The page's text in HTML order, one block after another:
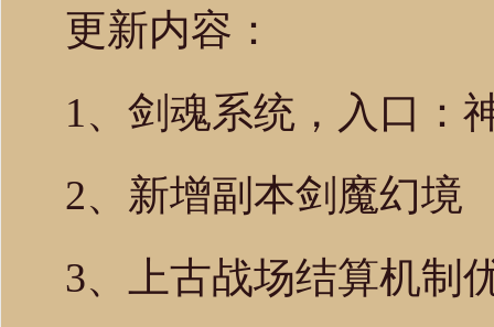
更新内容：
1、剑魂系统，入口：
2、新增副本剑魔幻境
3、上古战场结算机制